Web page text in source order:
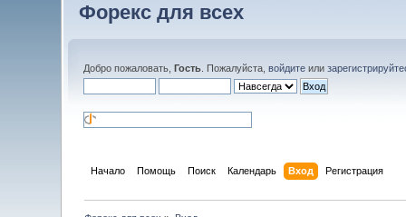
Форекс для всех
Добро пожаловать,Гость . Пожалуйста,войдите или
Начало Помощь Поиск Календарь Вход Регистрация